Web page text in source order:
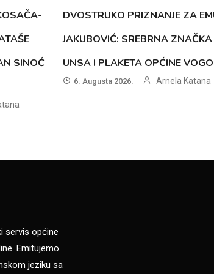
SINOĆ
DVOSTRUKO PRIZNANJE ZA
JAKUBOVIĆ: SREBRNA ZNAČKA
UNSA I PLAKETA OPĆINE
6. Augusta 2026. Arnela Katana
servis općine
Emitujemo
jeziku sa